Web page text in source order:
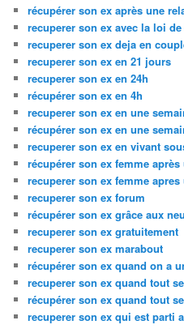
récupérer son ex après une
recuperer son ex avec la loi
recuperer son ex deja en
recuperer son ex en 21 jours
recuperer son ex en 24h
récupérer son ex en 4h
recuperer son ex en une
récupérer son ex en une
recuperer son ex en vivant
récupérer son ex femme
recuperer son ex femme
recuperer son ex forum
récupérer son ex grâce aux
recuperer son ex gratuitement
recuperer son ex marabout
récupérer son ex quand on a
recuperer son ex quand tout
récupérer son ex quand tout
recuperer son ex qui est parti